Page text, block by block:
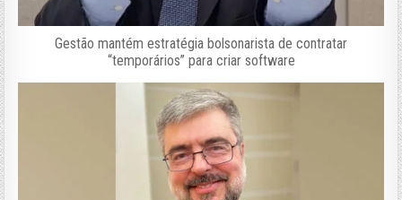
Gestão mantém estratégia bolsonarista de contratar
“temporários” para criar software